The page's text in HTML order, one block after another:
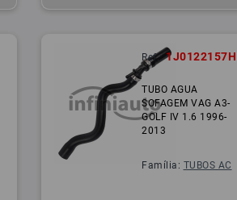
Ref.: 1J0122157H
TUBO AGUA
SOFAGEM VAG A3-
GOLF IV 1.6 1996-
2013
Família: TUBOS AC